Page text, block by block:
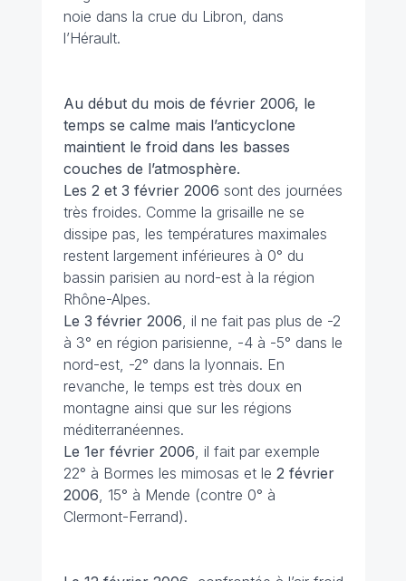
noie dans la crue du Libron, dans
l’Hérault.
Au début du mois de février 2006, le
temps se calme mais l’anticyclone
maintient le froid dans les basses
couches de l’atmosphère.
Les 2 et 3 février 2006 sont des journées
très froides. Comme la grisaille ne se
dissipe pas, les températures maximales
restent largement inférieures à 0° du
bassin parisien au nord-est à la région
Rhône-Alpes.
Le 3 février 2006, il ne fait pas plus de -2
à 3° en région parisienne, -4 à -5° dans le
nord-est, -2° dans la lyonnais. En
revanche, le temps est très doux en
montagne ainsi que sur les régions
méditerranéennes.
Le 1er février 2006, il fait par exemple
22° à Bormes les mimosas et le 2 février
2006, 15° à Mende (contre 0° à
Clermont-Ferrand).